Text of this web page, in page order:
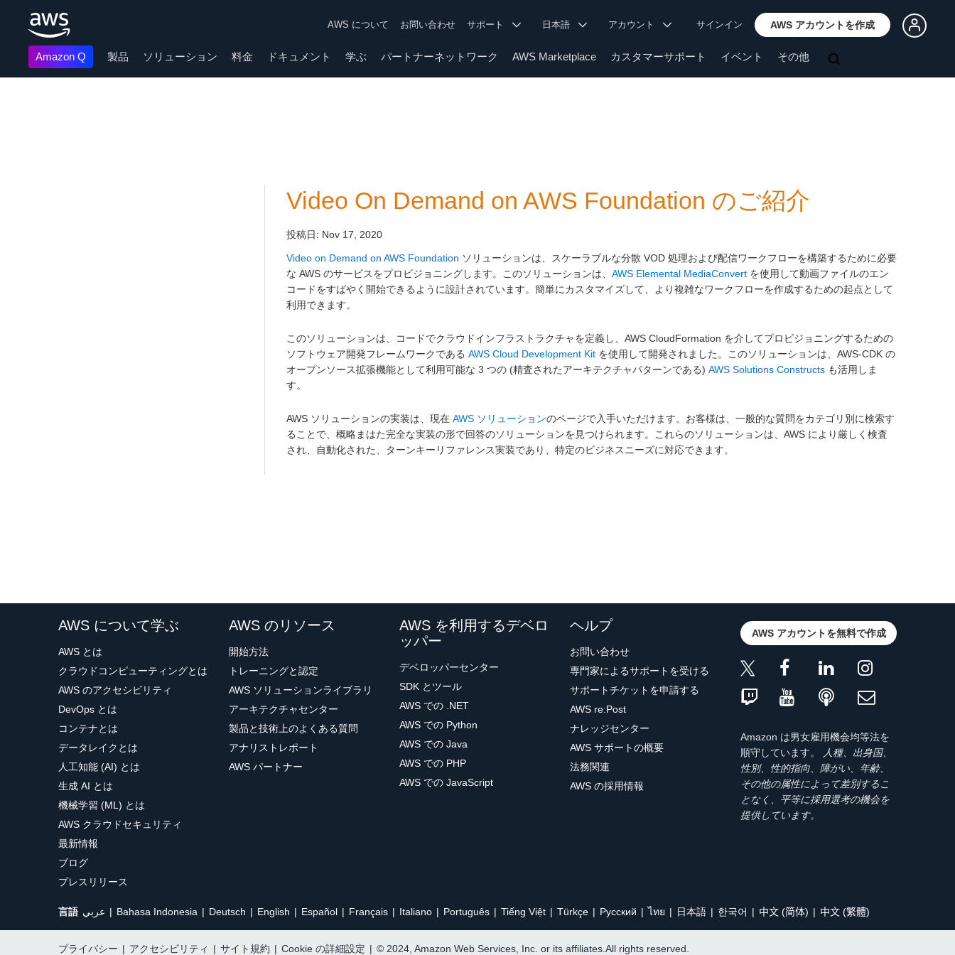
AWS について お問い合わせ サポート 日本語 アカウント サインイン AWS アカウントを作成
Amazon Q 製品 ソリューション 料金 ドキュメント 学ぶ パートナーネットワーク AWS Marketplace カスタマーサポート イベント その他
Video On Demand on AWS Foundation のご紹介
投稿日: Nov 17, 2020
Video on Demand on AWS Foundation ソリューションは、スケーラブルな分散 VOD 処理および配信ワークフローを構築するために必要
な AWS のサービスをプロビジョニングします。このソリューションは、 AWS Elemental MediaConvert を使用して動画ファイルのエン
コードをすばやく開始できるように設計されています。簡単にカスタマイズして、より複雑なワークフローを作成するための起点として
利用できます。
このソリューションは、コードでクラウドインフラストラクチャを定義し、AWS CloudFormation を介してプロビジョニングするための
ソフトウェア開発フレームワークである AWS Cloud Development Kit を使用して開発されました。このソリューションは、AWS-CDK の
オープンソース拡張機能として利用可能な 3 つの (精査されたアーキテクチャパターンである) AWS Solutions Constructs も活用しま
す。
AWS ソリューションの実装は、現在 AWS ソリューションのページで入手いただけます。お客様は、一般的な質問をカテゴリ別に検索す
ることで、概略まはた完全な実装の形で回答のソリューションを見つけられます。これらのソリューションは、AWS により厳しく検査
され、自動化された、ターンキーリファレンス実装であり、特定のビジネスニーズに対応できます。
AWS について学ぶ
AWS とは
クラウドコンピューティングとは
AWS のアクセシビリティ
DevOps とは
コンテナとは
データレイクとは
人工知能 (AI) とは
生成 AI とは
機械学習 (ML) とは
AWS クラウドセキュリティ
最新情報
ブログ
プレスリリース
AWS のリソース
開始方法
トレーニングと認定
AWS ソリューションライブラリ
アーキテクチャセンター
製品と技術上のよくある質問
アナリストレポート
AWS パートナー
AWS を利用するデベロ
ッパー
デベロッパーセンター
SDK とツール
AWS での .NET
AWS での Python
AWS での Java
AWS での PHP
AWS での JavaScript
ヘルプ
お問い合わせ
専門家によるサポートを受ける
サポートチケットを申請する
AWS re:Post
ナレッジセンター
AWS サポートの概要
法務関連
AWS の採用情報
AWS アカウントを無料で作成
Amazon は男女雇用機会均等法を
順守しています。
人種、出身国、
性別、性的指向、障がい、年齢、
その他の属性によって差別するこ
となく、平等に採用選考の機会を
提供しています。
言語 عربي Bahasa Indonesia Deutsch English Español Français Italiano Português Tiếng Việt Türkçe Ρусский ไทย 日本語 한국어 中文 (简体) 中文 (繁體)
プライバシー | アクセシビリティ | サイト規約 | Cookie の詳細設定 | © 2024, Amazon Web Services, Inc. or its affiliates.All rights reserved.